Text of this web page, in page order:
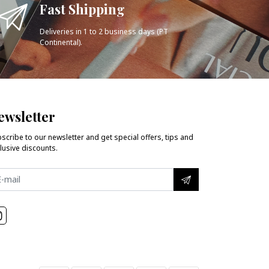
Fast Shipping
Deliveries in 1 to 2 business days (PT
Continental).
to our newsletter and get special offers, tips and
discounts.